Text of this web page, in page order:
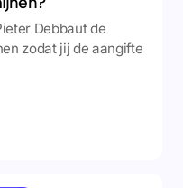
Debbaut de
zodat jij de aangifte